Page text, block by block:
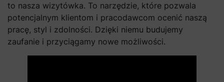
to nasza wizytówka. To narzędzie, które pozwala
potencjalnym klientom i pracodawcom ocenić naszą
pracę, styl i zdolności. Dzięki niemu budujemy
zaufanie i przyciągamy nowe możliwości.